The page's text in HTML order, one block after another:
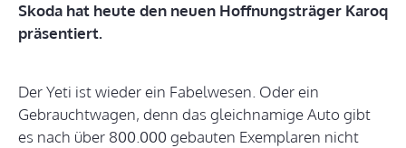
Skoda hat heute den neuen Hoffnungsträger Karoq
präsentiert.
Der Yeti ist wieder ein Fabelwesen. Oder ein
Gebrauchtwagen, denn das gleichnamige Auto gibt
es nach über 800.000 gebauten Exemplaren nicht